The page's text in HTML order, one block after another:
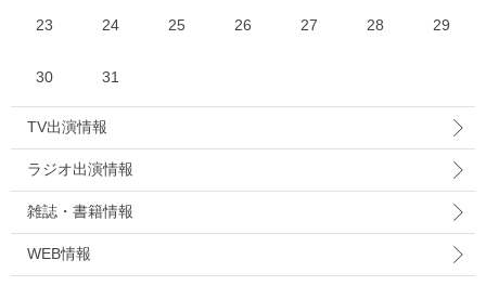
23 24 25 26 27 28 29
30 31
TV出演情報
ラジオ出演情報
雑誌・書籍情報
WEB情報